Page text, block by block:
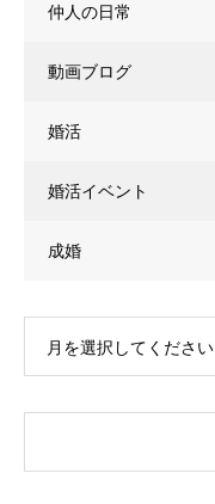
仲人の日常
動画ブログ
婚活
婚活イベント
成婚
月を選択してください